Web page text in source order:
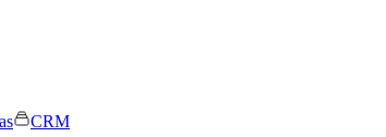
CRM